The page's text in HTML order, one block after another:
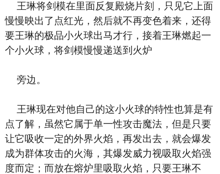
王琳将剑模在里面反复殿烧片刻，只见它上面
慢慢映出了点红光，然后就不再变色着来，还得
要王琳的极品小火球出马才行，接着王琳燃起一
个小火球，将剑模慢慢递送到火炉
旁边。
王琳现在对他自己的这小火球的特性也算是有
点了解，虽然它属于单一性攻击魔法，但是只要
让它吸收一定的外界火焰，再发出去，就会爆发
成为群体攻击的火海，其爆发威力视吸取火焰强
度而定；而放在熔炉里吸取火焰，只要王琳不